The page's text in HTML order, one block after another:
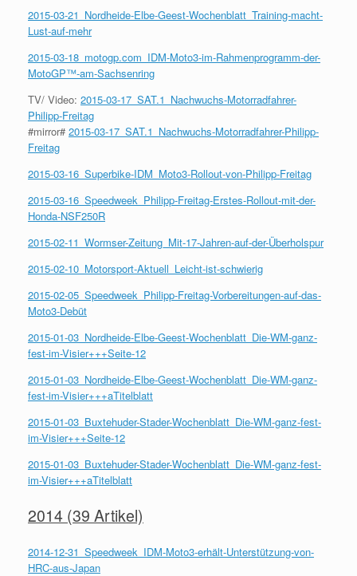
2015-03-21_Nordheide-Elbe-Geest-Wochenblatt_Training-macht-
Lust-auf-mehr
2015-03-18_motogp.com_IDM-Moto3-im-Rahmenprogramm-der-
MotoGP™-am-Sachsenring
TV/ Video: 2015-03-17_SAT.1_Nachwuchs-Motorradfahrer-
Philipp-Freitag
#mirror# 2015-03-17_SAT.1_Nachwuchs-Motorradfahrer-Philipp-
Freitag
2015-03-16_Superbike-IDM_Moto3-Rollout-von-Philipp-Freitag
2015-03-16_Speedweek_Philipp-Freitag-Erstes-Rollout-mit-der-
Honda-NSF250R
2015-02-11_Wormser-Zeitung_Mit-17-Jahren-auf-der-Überholspur
2015-02-10_Motorsport-Aktuell_Leicht-ist-schwierig
2015-02-05_Speedweek_Philipp-Freitag-Vorbereitungen-auf-das-
Moto3-Debüt
2015-01-03_Nordheide-Elbe-Geest-Wochenblatt_Die-WM-ganz-
fest-im-Visier+++Seite-12
2015-01-03_Nordheide-Elbe-Geest-Wochenblatt_Die-WM-ganz-
fest-im-Visier+++aTitelblatt
2015-01-03_Buxtehuder-Stader-Wochenblatt_Die-WM-ganz-fest-
im-Visier+++Seite-12
2015-01-03_Buxtehuder-Stader-Wochenblatt_Die-WM-ganz-fest-
im-Visier+++aTitelblatt
2014 (39 Artikel)
2014-12-31_Speedweek_IDM-Moto3-erhält-Unterstützung-von-
HRC-aus-Japan